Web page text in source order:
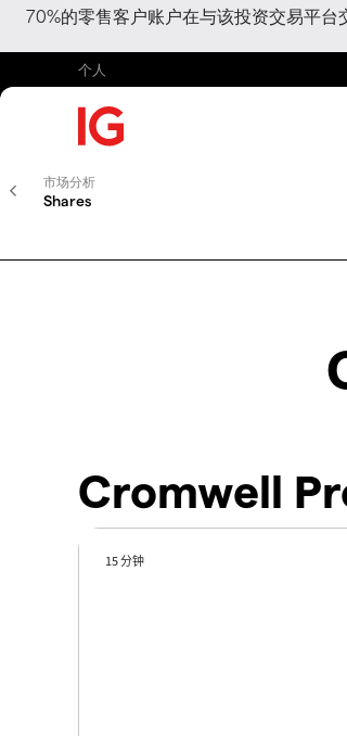
70%的零售客户账户在与该投资交易平
个人
市场分析
Shares
Cromwell
15 分钟